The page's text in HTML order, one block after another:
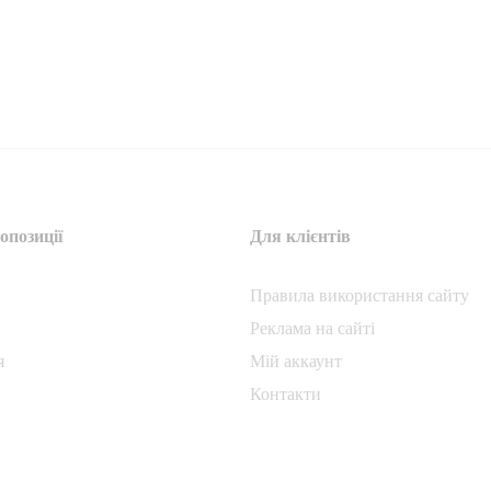
Для клієнтів
Правила використання сайту
Реклама на сайті
Мій аккаунт
Контакти